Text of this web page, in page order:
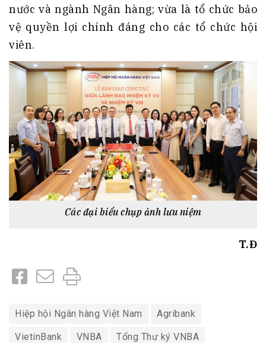
nước và ngành Ngân hàng; vừa là tổ chức bảo
vệ quyền lợi chính đáng cho các tổ chức hội
viên.
Các đại biểu chụp ảnh lưu niệm
T.Đ
Hiệp hội Ngân hàng Việt Nam Agribank
VietinBank VNBA Tổng Thư ký VNBA